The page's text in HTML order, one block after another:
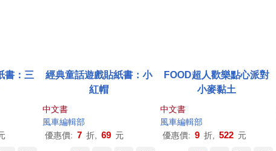
書：三
經典童話遊戲貼紙書：小
紅帽
中文書
風車編輯部
優惠價: 7 折, 69 元
FOOD超人歡樂點心派對
小麥黏土
中文書
風車編輯部
優惠價: 9 折, 522 元